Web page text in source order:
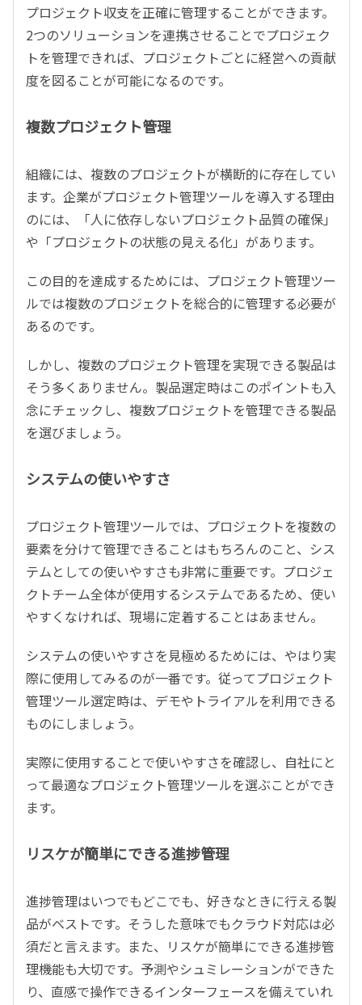
プロジェクト収支を正確に管理することができます。
2つのソリューションを連携させることでプロジェク
トを管理できれば、プロジェクトごとに経営への貢献
度を図ることが可能になるのです。
複数プロジェクト管理
組織には、複数のプロジェクトが横断的に存在してい
ます。企業がプロジェクト管理ツールを導入する理由
のには、「人に依存しないプロジェクト品質の確保」
や「プロジェクトの状態の見える化」があります。
この目的を達成するためには、プロジェクト管理ツー
ルでは複数のプロジェクトを総合的に管理する必要が
あるのです。
しかし、複数のプロジェクト管理を実現できる製品は
そう多くありません。製品選定時はこのポイントも入
念にチェックし、複数プロジェクトを管理できる製品
を選びましょう。
システムの使いやすさ
プロジェクト管理ツールでは、プロジェクトを複数の
要素を分けて管理できることはもちろんのこと、シス
テムとしての使いやすさも非常に重要です。プロジェ
クトチーム全体が使用するシステムであるため、使い
やすくなければ、現場に定着することはあません。
システムの使いやすさを見極めるためには、やはり実
際に使用してみるのが一番です。従ってプロジェクト
管理ツール選定時は、デモやトライアルを利用できる
ものにしましょう。
実際に使用することで使いやすさを確認し、自社にと
って最適なプロジェクト管理ツールを選ぶことができ
ます。
リスケが簡単にできる進捗管理
進捗管理はいつでもどこでも、好きなときに行える製
品がベストです。そうした意味でもクラウド対応は必
須だと言えます。また、リスケが簡単にできる進捗管
理機能も大切です。予測やシュミレーションができた
り、直感で操作できるインターフェースを備えていれ